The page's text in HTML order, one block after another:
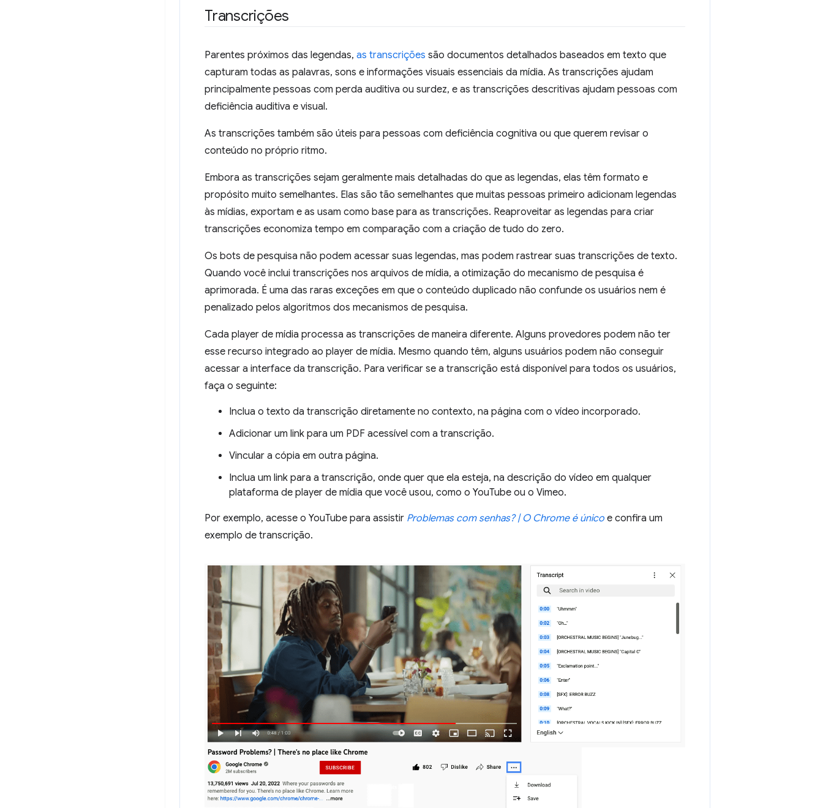
Transcrições
Parentes próximos das legendas, as transcrições são documentos detalhados baseados em texto que
capturam todas as palavras, sons e informações visuais essenciais da mídia. As transcrições ajudam
principalmente pessoas com perda auditiva ou surdez, e as transcrições descritivas ajudam pessoas com
deficiência auditiva e visual.
As transcrições também são úteis para pessoas com deficiência cognitiva ou que querem revisar o
conteúdo no próprio ritmo.
Embora as transcrições sejam geralmente mais detalhadas do que as legendas, elas têm formato e
propósito muito semelhantes. Elas são tão semelhantes que muitas pessoas primeiro adicionam legendas
às mídias, exportam e as usam como base para as transcrições. Reaproveitar as legendas para criar
transcrições economiza tempo em comparação com a criação de tudo do zero.
Os bots de pesquisa não podem acessar suas legendas, mas podem rastrear suas transcrições de texto.
Quando você inclui transcrições nos arquivos de mídia, a otimização do mecanismo de pesquisa é
aprimorada. É uma das raras exceções em que o conteúdo duplicado não confunde os usuários nem é
penalizado pelos algoritmos dos mecanismos de pesquisa.
Cada player de mídia processa as transcrições de maneira diferente. Alguns provedores podem não ter
esse recurso integrado ao player de mídia. Mesmo quando têm, alguns usuários podem não conseguir
acessar a interface da transcrição. Para verificar se a transcrição está disponível para todos os usuários,
faça o seguinte:
Inclua o texto da transcrição diretamente no contexto, na página com o vídeo incorporado.
Adicionar um link para um PDF acessível com a transcrição.
Vincular a cópia em outra página.
Inclua um link para a transcrição, onde quer que ela esteja, na descrição do vídeo em qualquer
plataforma de player de mídia que você usou, como o YouTube ou o Vimeo.
Por exemplo, acesse o YouTube para assistir Problemas com senhas? | O Chrome é único e confira um
exemplo de transcrição.